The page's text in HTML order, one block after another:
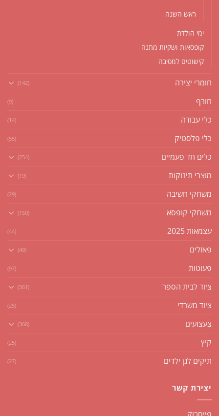
ראש השנה
ימי הולדת
קופסאות ושקיות מתנה
קישוטים למסיבה
חומרי יצירה (142)
חורף (9)
כלי עבודה (14)
כלי פלסטיק (55)
כלים חד פעמיים (254)
מוצרי תינוקות (19)
משחקי חשיבה (29)
משחקי קופסא (150)
עצמאות 2025 (44)
פאזלים (49)
פעוטות (97)
ציוד לבית הספר (361)
ציוד משרדי (25)
צעצועים (368)
קיץ (25)
תיקים לגן ילדים (27)
יצירת קשר